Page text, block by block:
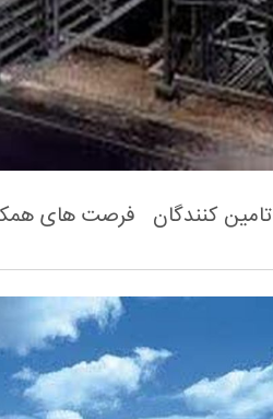
تامین کنند‌گان فرصت های